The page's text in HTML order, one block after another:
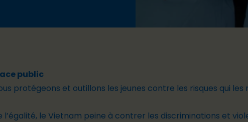
public
protégeons et outillons les jeunes contre les risques qui
le Vietnam peine à contrer les discriminations et